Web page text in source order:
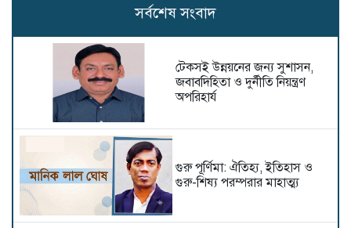
সর্বশেষ সংবাদ
টেকসই উন্নয়নের জন্য সুশাসন,
জবাবদিহিতা ও দুর্নীতি নিয়ন্ত্রণ
অপরিহার্য
গুরু পূর্ণিমা: ঐতিহ্য, ইতিহাস ও
গুরু-শিষ্য পরম্পরার মাহাত্ম্য